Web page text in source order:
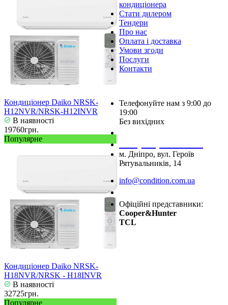
Кондиціонер Daiko NRSK-
H12NVR/NRSK-H12INVR
В наявності
19760грн.
Популярне
Кондиціонер Daiko NRSK-
H18NVR/NRSK - H18INVR
В наявності
32725грн.
Популярне
кондиціонера
Стати дилером
Тендери
Про нас
Оплата і доставка
Умови згоди
Послуги
Контакти
Телефонуйте нам з 9:00 до
19:00
Без вихідних
м. Дніпро, вул. Героїв
Рятувальників, 14
info@condition.com.ua
Офіційні представники:
Cooper&Hunter
TCL